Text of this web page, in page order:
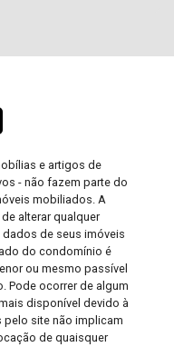
e artigos de
- não fazem parte do
mobiliados. A
alterar qualquer
de seus imóveis
do condomínio é
ou mesmo passível
Pode ocorrer de algum
disponível devido à
site não implicam
de quaisquer